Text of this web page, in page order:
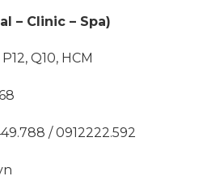
– Clinic – Spa)
Q10, HCM
/ 0912222.592